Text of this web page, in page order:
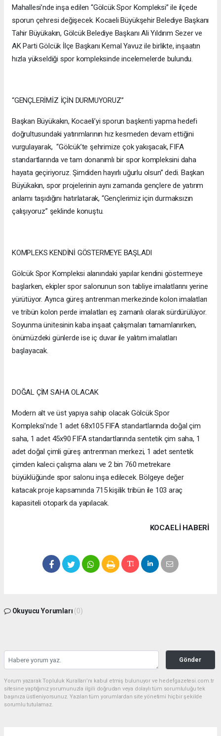
Mahallesi’nde inşa edilen “Gölcük Spor Kompleksi” ile ilçede
sporun çehresi değişecek. Kocaeli Büyükşehir Belediye Başkanı
Tahir Büyükakın, Gölcük Belediye Başkanı Ali Yıldırım Sezer ve
AK Parti Gölcük İlçe Başkanı Kemal Yavuz ile birlikte, inşaatın
hızla yükseldiği spor kompleksinde incelemelerde bulundu.
“GENÇLERİMİZ İÇİN DURMUYORUZ”
Başkan Büyükakın, Kocaeli’yi sporun başkenti yapma hedefi
doğrultusundaki yatırımlarının hız kesmeden devam ettiğini
vurgulayarak, “Gölcük’te şehrimize çok yakışacak, FIFA
standartlarında ve tam donanımlı bir spor kompleksini daha
hayata geçiriyoruz. Şimdiden hayırlı uğurlu olsun” dedi. Başkan
Büyükakın, spor projelerinin aynı zamanda gençlere de yatırım
anlamı taşıdığını hatırlatarak, “Gençlerimiz için durmaksızın
çalışıyoruz” şeklinde konuştu.
KOMPLEKS KENDİNİ GÖSTERMEYE BAŞLADI
Gölcük Spor Kompleksi alanındaki yapılar kendini göstermeye
başlarken, ekipler spor salonunun son tabliye imalatlarını yerine
yürütüyor. Ayrıca güreş antrenman merkezinde kolon imalatları
ve tribün kolon perde imalatları eş zamanlı olarak sürdürülüyor.
Soyunma ünitesinin kaba inşaat çalışmaları tamamlanırken,
önümüzdeki günlerde ise iç duvar ile yalıtım imalatları
başlayacak.
DOĞAL ÇİM SAHA OLACAK
Modern alt ve üst yapıya sahip olacak Gölcük Spor
Kompleksi’nde 1 adet 68x105 FIFA standartlarında doğal çim
saha, 1 adet 45x90 FIFA standartlarında sentetik çim saha, 1
adet doğal çimli güreş antrenman merkezi, 1 adet sentetik
çimden kaleci çalışma alanı ve 2 bin 760 metrekare
büyüklüğünde spor salonu inşa edilecek. Bölgeye değer
katacak proje kapsamında 715 kişilik tribün ile 103 araç
kapasiteli otopark da yapılacak.
KOCAELI HABERİ
Okuyucu Yorumları (0)
Gönder
Yorum yazarak Topluluk Kuralları’nı kabul etmiş bulunuyor ve hedefgazetesi.com.tr
sitesine yaptığınız yorumunuzla ilgili doğrudan veya dolaylı tüm sorumluluğu tek
başınıza üstleniyorsunuz. Yazılan tüm yorumlardan site yönetimi hiçbir şekilde
sorumlu tutulamaz.